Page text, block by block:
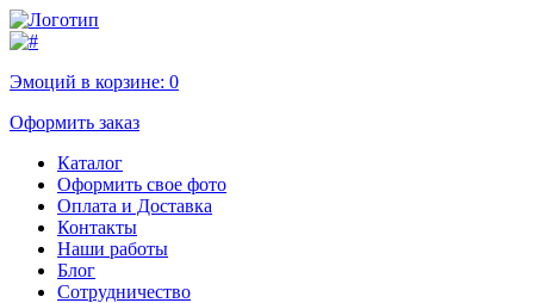
Эмоций в корзине: 0
Оформить заказ
Каталог
Оформить свое фото
Оплата и Доставка
Контакты
Наши работы
Блог
Сотрудничество